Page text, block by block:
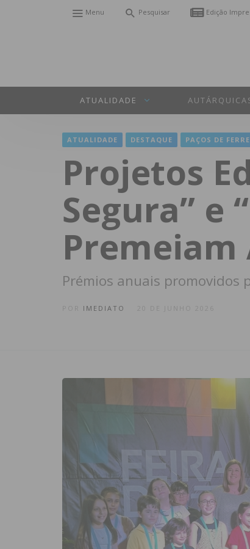
Menu Pesquisar Edição
ATUALIDADE
ATUALIDADE DESTAQUE PAÇOS DE
Projetos
Segura” e
Premeiam
Prémios anuais promovidos
IMEDIATO